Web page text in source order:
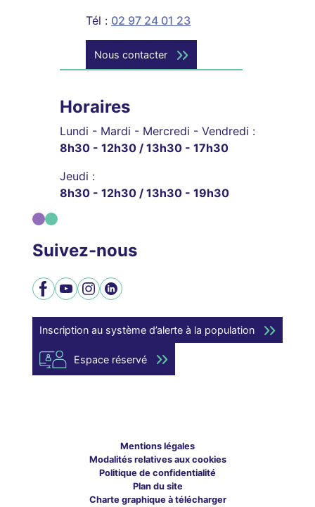
Tél : 02 97 24 01 23
Nous contacter
Horaires
Lundi - Mardi - Mercredi - Vendredi :
8h30 - 12h30 / 13h30 - 17h30
Jeudi :
8h30 - 12h30 / 13h30 - 19h30
Suivez-nous
Facebook
YouTubeInstagram
LinkedIn
Inscription au système d’alerte à la population
Espace réservé
Mentions légales
Modalités relatives aux cookies
Politique de confidentialité
Plan du site
Charte graphique à télécharger